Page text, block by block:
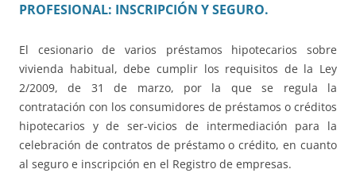
PROFESIONAL: INSCRIPCIÓN Y SEGURO.
El cesionario de varios préstamos hipotecarios sobre
vivienda habitual, debe cumplir los requisitos de la Ley
2/2009, de 31 de marzo, por la que se regula la
contratación con los consumidores de préstamos o créditos
hipotecarios y de ser-vicios de intermediación para la
celebración de contratos de préstamo o crédito, en cuanto
al seguro e inscripción en el Registro de empresas.